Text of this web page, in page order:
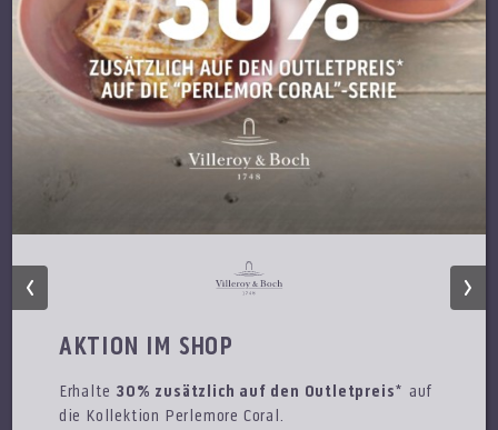
AKTION IM SHOP
Erhalte 30% zusätzlich auf den Outletpreis*auf
die Kollektion Perlemore Coral.
­UNSEREHIGHLIGHTS